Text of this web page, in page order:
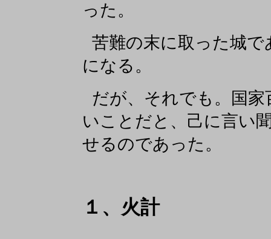
った。
苦難の末に取った城
になる。
だが、それでも。国
いことだと、己に言い
せるのであった。
１、火計